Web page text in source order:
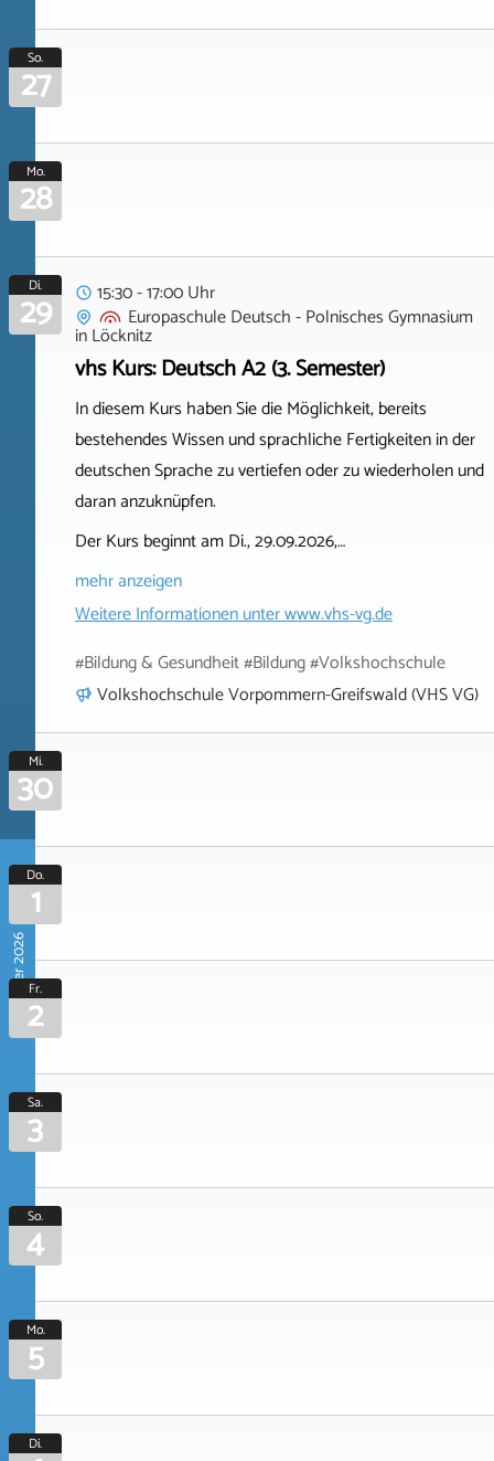
So.
27
Mo.
28
Di.
29
15:30 - 17:00 Uhr
Europaschule Deutsch - Polnisches Gymnasium
inLöcknitz
vhs Kurs: Deutsch A2 (3. Semester)
In diesem Kurs haben Sie die Möglichkeit, bereits
bestehendes Wissen und sprachliche Fertigkeiten in der
deutschen Sprache zu vertiefen oder zu wiederholen und
daran anzuknüpfen.
Der Kurs beginnt am Di., 29.09.2026,…
mehr anzeigen
Weitere Informationen unterwww.vhs-vg.de
#Bildung & Gesundheit #Bildung #Volkshochschule
Volkshochschule Vorpommern-Greifswald (VHS VG)
Mi.
30
Oktober 2026
Do.
1
Fr.
2
Sa.
3
So.
4
Mo.
5
Di.